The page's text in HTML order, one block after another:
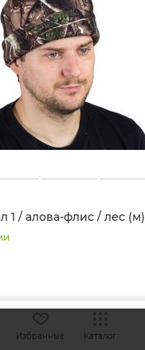
1 / алова-флис / лес (м)
Избранные Каталог